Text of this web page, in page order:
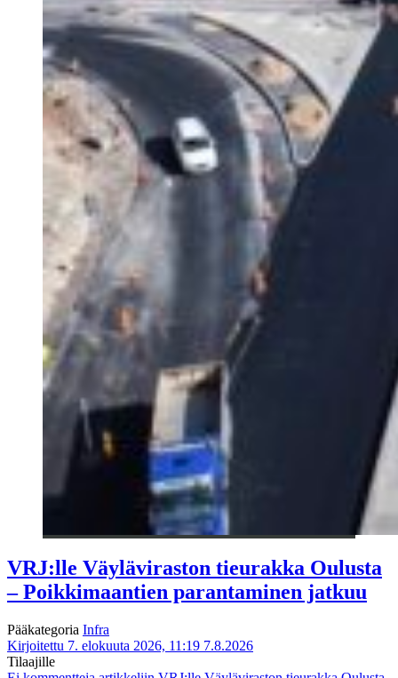
VRJ:lle Väyläviraston tieurakka Oulusta
– Poikkimaantien parantaminen jatkuu
Pääkategoria Infra
Kirjoitettu 7. elokuuta 2026, 11:19 7.8.2026
Tilaajille